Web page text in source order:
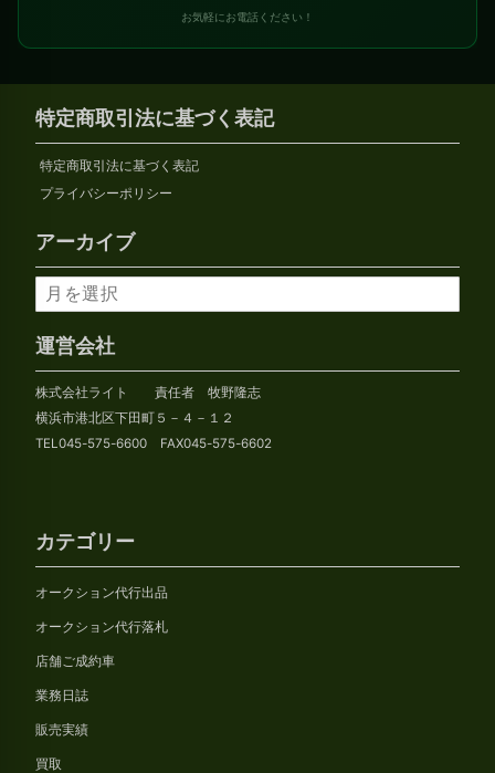
お気軽にお電話ください！
特定商取引法に基づく表記
特定商取引法に基づく表記
プライバシーポリシー
アーカイブ
ア
ー
カ
イ
ブ
運営会社
株式会社ライト 責任者 牧野隆志
横浜市港北区下田町５－４－１２
TEL045-575-6600 FAX045-575-6602
カテゴリー
オークション代行出品
オークション代行落札
店舗ご成約車
業務日誌
販売実績
買取